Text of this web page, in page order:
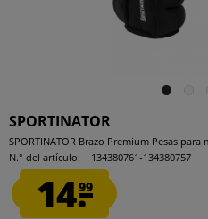
SPORTINATOR
SPORTINATOR Brazo Premium Pesas
N.° del artículo:
134380761-134380757
14.99